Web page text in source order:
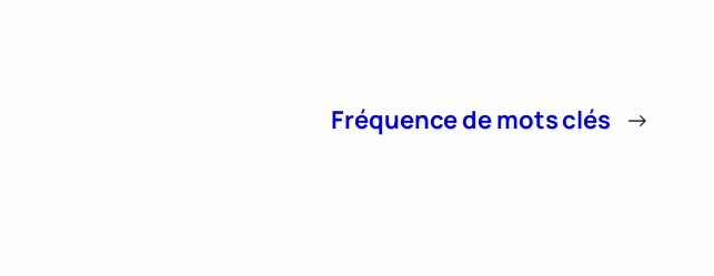
Fréquence de mots clés →